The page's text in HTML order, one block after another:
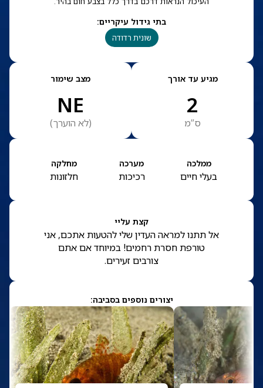
בתי גידול עיקריים:
שונית רדודה
מגיע עד אורך
2
ס”מ
מצב שימור
NE
(לא הוערך)
ממלכה
בעלי חיים
מערכה
רכיכות
מחלקה
חלזונות
קצת עליי
אל תתנו למראה העדין שלי להטעות אתכם, אני
טורפת חסרת רחמים! במיוחד אם אתם
צורבים זעירים.
יצורים נוספים בסביבה: